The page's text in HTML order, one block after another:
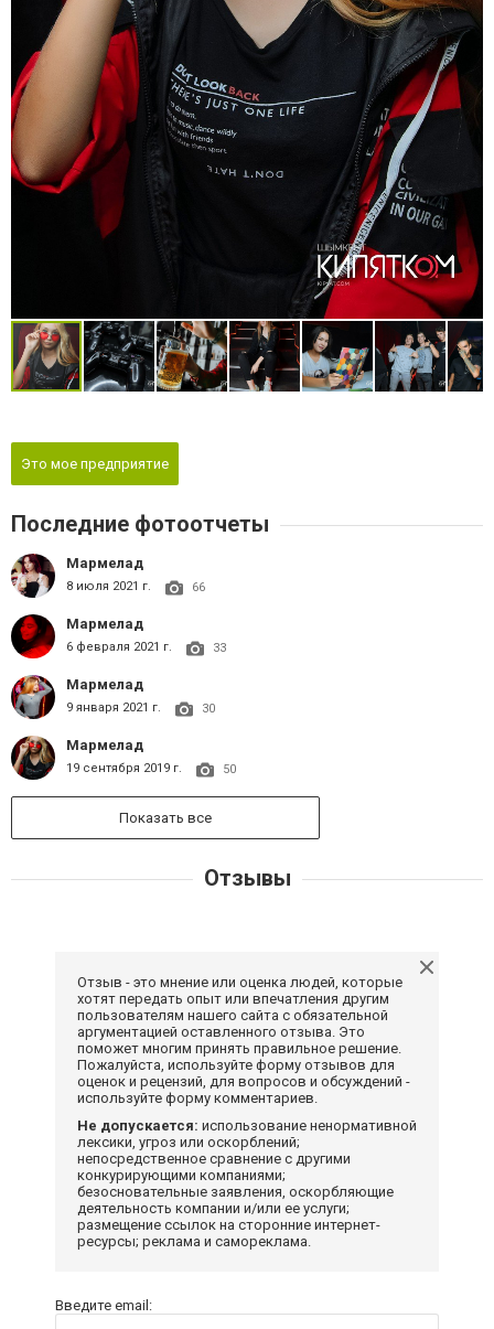
Это мое предприятие
Последние фотоотчеты
Мармелад
8 июля 2021 г. 66
Мармелад
6 февраля 2021 г. 33
Мармелад
9 января 2021 г. 30
Мармелад
19 сентября 2019 г. 50
Показать все
Отзывы
Отзыв - это мнение или оценка людей, которые
хотят передать опыт или впечатления другим
пользователям нашего сайта с обязательной
аргументацией оставленного отзыва. Это
поможет многим принять правильное решение.
Пожалуйста, используйте форму отзывов для
оценок и рецензий, для вопросов и обсуждений -
используйте форму комментариев.
Не допускается: использование ненормативной
лексики, угроз или оскорблений;
непосредственное сравнение с другими
конкурирующими компаниями;
безосновательные заявления, оскорбляющие
деятельность компании и/или ее услуги;
размещение ссылок на сторонние интернет-
ресурсы; реклама и самореклама.
Введите email: